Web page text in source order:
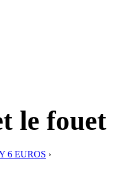
le fouet
6 EUROS ›